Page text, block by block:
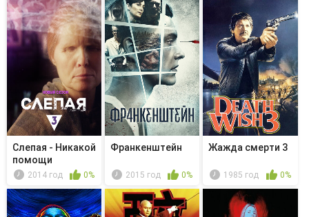
Слепая - Никакой
помощи
2014 год 0%
Франкенштейн
2015 год 0%
Жажда смерти 3
1985 год 0%